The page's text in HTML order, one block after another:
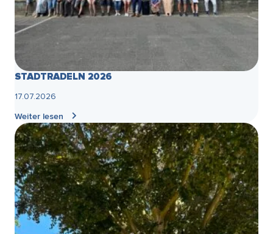
STADTRADELN 2026
17.07.2026
Weiter lesen